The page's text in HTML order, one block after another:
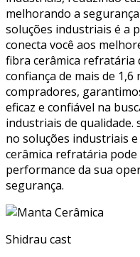
melhorando a
soluções industriais é a
conecta você aos
fibra cerâmica refratária
confiança de mais de 1,6
compradores,
eficaz e confiável na
industriais de
no soluções industriais
cerâmica refratária
performance da sua
segurança.
Shidrau cast